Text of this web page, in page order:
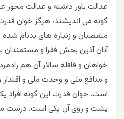
عدالت باور داشته و عدالت محور
گونه می اندیشند، هرگز خوان
متعصبان و زنباره های بدنام شده
آنان آذین بخش فقرا و مستمندان
خواهان و قافله سالار آن هم
و منافع ملی و وحدت ملی و
است. خوان قدرت این گونه افراد
پشت و روی آن یکی است. درست